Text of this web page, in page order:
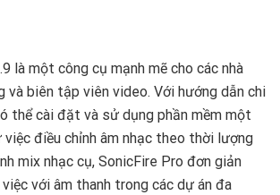
là một công cụ mạnh mẽ cho các nhà
và biên tập viên video. Với hướng dẫn chi
thể cài đặt và sử dụng phần mềm một
việc điều chỉnh âm nhạc theo thời lượng
mix nhạc cụ, SonicFire Pro đơn giản
với âm thanh trong các dự án đa